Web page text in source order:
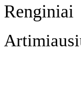
Renginiai